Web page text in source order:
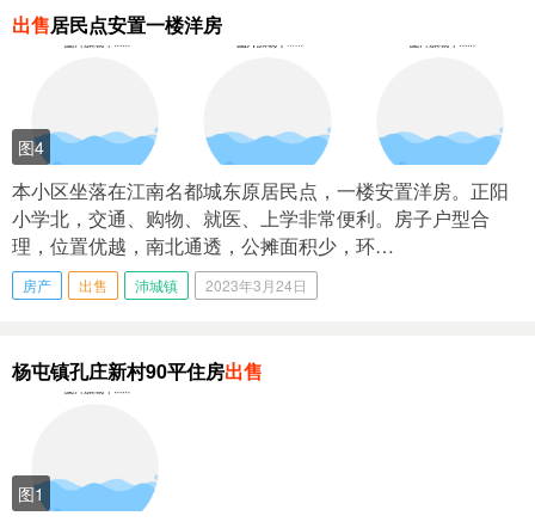
出售居民点安置一楼洋房
图4
本小区坐落在江南名都城东原居民点，一楼安置洋房。正阳
小学北，交通、购物、就医、上学非常便利。房子户型合
理，位置优越，南北通透，公摊面积少，环…
房产 出售 沛城镇 2023年3月24日
杨屯镇孔庄新村90平住房出售
图1